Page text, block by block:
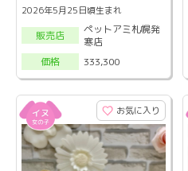
2026年5月25日頃生まれ
販売店
ペットアミ札幌発
寒店
価格
333,300
お気に入り